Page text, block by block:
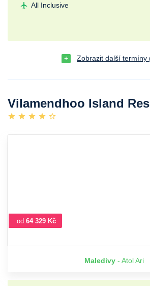
All Inclusive
Zobrazit další termíny
Vilamendhoo Island
od 64 329 Kč
Maledivy- Atol Ari